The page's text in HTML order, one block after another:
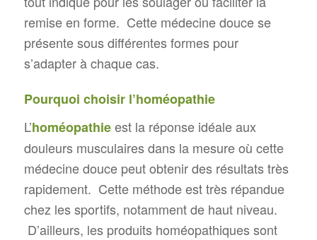
remise en forme. Cette médecine douce se
présente sous différentes formes pour
s’adapter à chaque cas.
Pourquoi choisir l’homéopathie
L’homéopathieest la réponse idéale aux
douleurs musculaires dans la mesure où cette
médecine douce peut obtenir des résultats très
rapidement. Cette méthode est très répandue
chez les sportifs, notamment de haut niveau.
D’ailleurs, les produits homéopathiques sont